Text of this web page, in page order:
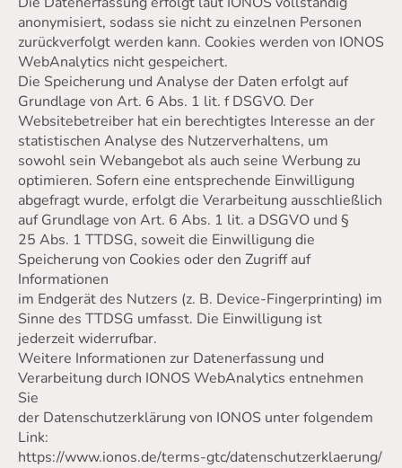
anonymisiert, sodass sie nicht zu einzelnen Personen
zurückverfolgt werden kann. Cookies werden von IONOS
WebAnalytics nicht gespeichert.
Die Speicherung und Analyse der Daten erfolgt auf
Grundlage von Art. 6 Abs. 1 lit. f DSGVO. Der
Websitebetreiber hat ein berechtigtes Interesse an der
statistischen Analyse des Nutzerverhaltens, um
sowohl sein Webangebot als auch seine Werbung zu
optimieren. Sofern eine entsprechende Einwilligung
abgefragt wurde, erfolgt die Verarbeitung ausschließlich
auf Grundlage von Art. 6 Abs. 1 lit. a DSGVO und §
25 Abs. 1 TTDSG, soweit die Einwilligung die
Speicherung von Cookies oder den Zugriff auf
Informationen
im Endgerät des Nutzers (z. B. Device-Fingerprinting) im
Sinne des TTDSG umfasst. Die Einwilligung ist
jederzeit widerrufbar.
Weitere Informationen zur Datenerfassung und
Verarbeitung durch IONOS WebAnalytics entnehmen
Sie
der Datenschutzerklärung von IONOS unter folgendem
Link:
https://www.ionos.de/terms-gtc/datenschutzerklaerung/